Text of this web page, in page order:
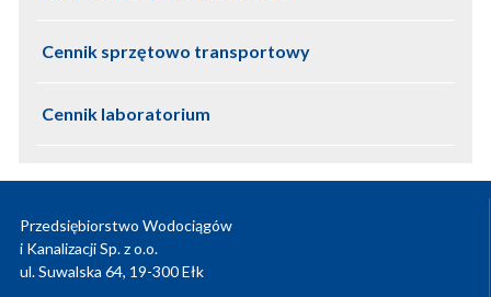
Cennik sprzętowo transportowy
Cennik laboratorium
Przedsiębiorstwo Wodociągów
i Kanalizacji Sp. z o.o.
ul. Suwalska 64, 19-300 Ełk